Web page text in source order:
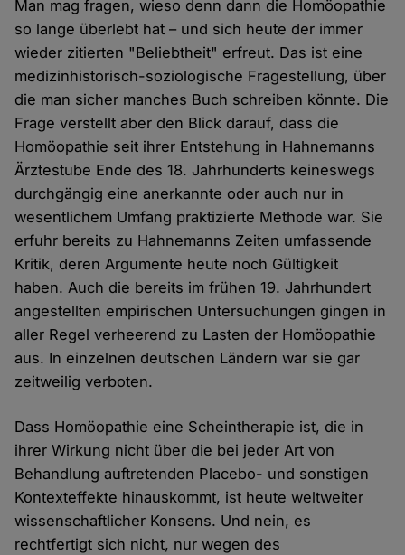
Man mag fragen, wieso denn dann die Homöopathie
so lange überlebt hat – und sich heute der immer
wieder zitierten "Beliebtheit" erfreut. Das ist eine
medizinhistorisch-soziologische Fragestellung, über
die man sicher manches Buch schreiben könnte. Die
Frage verstellt aber den Blick darauf, dass die
Homöopathie seit ihrer Entstehung in Hahnemanns
Ärztestube Ende des 18. Jahrhunderts keineswegs
durchgängig eine anerkannte oder auch nur in
wesentlichem Umfang praktizierte Methode war. Sie
erfuhr bereits zu Hahnemanns Zeiten umfassende
Kritik, deren Argumente heute noch Gültigkeit
haben. Auch die bereits im frühen 19. Jahrhundert
angestellten empirischen Untersuchungen gingen in
aller Regel verheerend zu Lasten der Homöopathie
aus. In einzelnen deutschen Ländern war sie gar
zeitweilig verboten.
Dass Homöopathie eine Scheintherapie ist, die in
ihrer Wirkung nicht über die bei jeder Art von
Behandlung auftretenden Placebo- und sonstigen
Kontexteffekte hinauskommt, ist heute weltweiter
wissenschaftlicher Konsens. Und nein, es
rechtfertigt sich nicht, nur wegen des